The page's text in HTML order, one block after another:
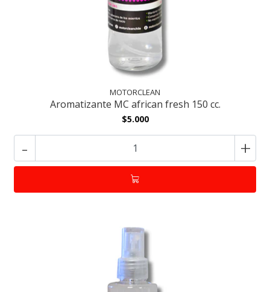
MOTORCLEAN
Aromatizante MC african fresh 150 cc.
$5.000
- +